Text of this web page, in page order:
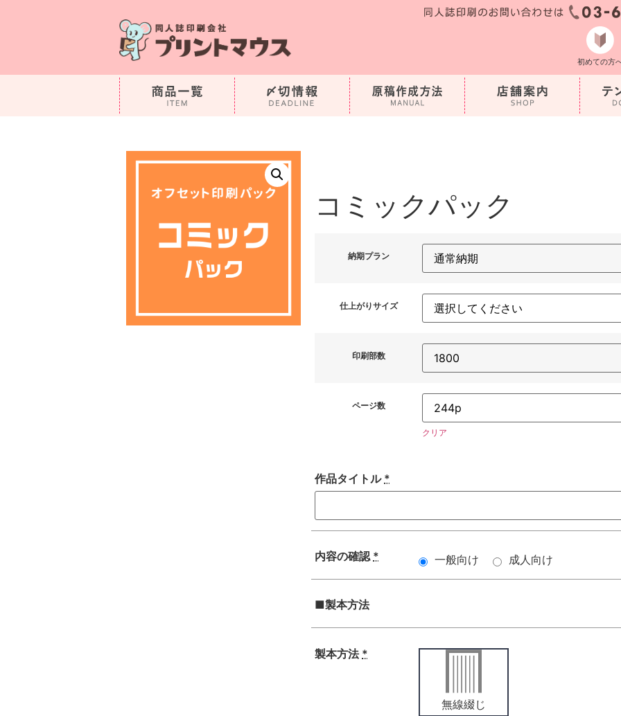
初めての方
コミックパック
納期プラン
仕上がりサイズ
印刷部数
ページ数
クリア
作品タイトル *
内容の確認 * 一般向け 成人向け
■製本方法
製本方法 *
無線綴じ